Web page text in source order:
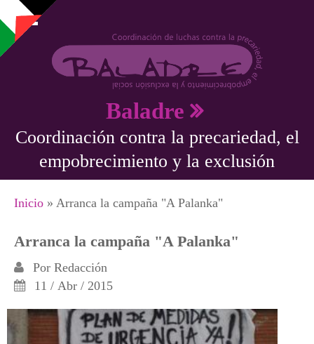
Pasar al contenido principal
Baladre
Coordinación contra la precariedad, el
empobrecimiento y la exclusión
Se encuentra usted aquí
Inicio » Arranca la campaña "A Palanka"
Arranca la campaña "A Palanka"
Por Redacción
11 / Abr / 2015